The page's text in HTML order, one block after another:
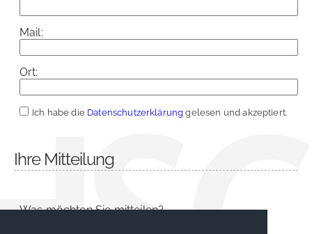
Mail:
Ort:
Ich habe die Datenschutzerklärung gelesen und akzeptiert.
Ihre Mitteilung
Was möchten Sie mitteilen?